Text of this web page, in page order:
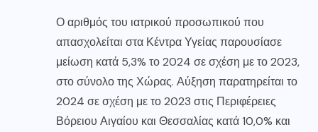
Ο αριθμός του ιατρικού προσωπικού που
απασχολείται στα Κέντρα Υγείας παρουσίασε
μείωση κατά 5,3% το 2024 σε σχέση με το 2023,
στο σύνολο της Χώρας. Αύξηση παρατηρείται το
2024 σε σχέση με το 2023 στις Περιφέρειες
Βόρειου Αιγαίου και Θεσσαλίας κατά 10,0% και